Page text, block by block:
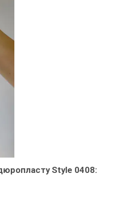
Style 0408: